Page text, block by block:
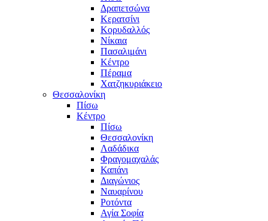
Δραπετσώνα
Κερατσίνι
Κορυδαλλός
Νίκαια
Πασαλιμάνι
Κέντρο
Πέραμα
Χατζηκυριάκειο
Θεσσαλονίκη
Πίσω
Κέντρο
Πίσω
Θεσσαλονίκη
Λαδάδικα
Φραγομαχαλάς
Καπάνι
Διαγώνιος
Ναυαρίνου
Ροτόντα
Αγία Σοφία